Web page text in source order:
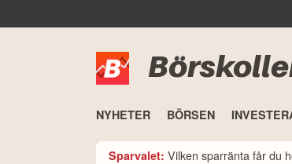
NYHETER BÖRSEN
Sparvalet: Vilken sparränta får du